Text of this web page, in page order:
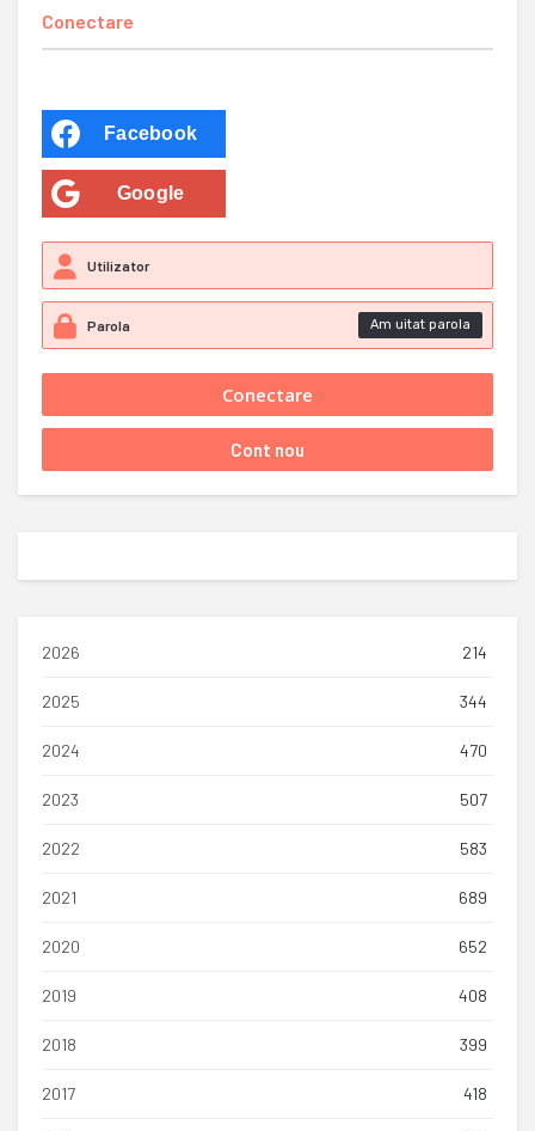
Conectare
Facebook
Google
Am uitat parola
2026 214
2025 344
2024 470
2023 507
2022 583
2021 689
2020 652
2019 408
2018 399
2017 418